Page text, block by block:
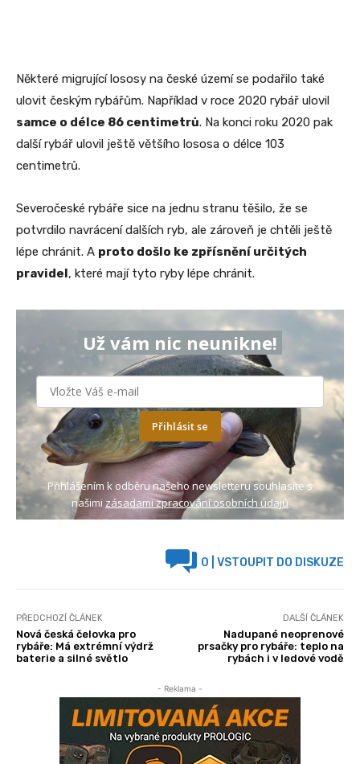
Některé migrující lososy na české území se podařilo také
ulovit českým rybářům. Například v roce 2020 rybář ulovil
samce o délce 86 centimetrů. Na konci roku 2020 pak
další rybář ulovil ještě většího lososa o délce 103
centimetrů.
Severočeské rybáře sice na jednu stranu těšilo, že se
potvrdilo navrácení dalších ryb, ale zároveň je chtěli ještě
lépe chránit. A proto došlo ke zpřísnění určitých
pravidel, které mají tyto ryby lépe chránit.
Už vám nic neunikne!
Přihlásit se
Přihlášením k odběru našeho newsletteru souhlasíte s
našimi zásadami zpracování osobních údajů
0 | VSTOUPIT DO DISKUZE
PŘEDCHOZÍ ČLÁNEK
Nová česká čelovka pro
rybáře: Má extrémní výdrž
baterie a silné světlo
DALŠÍ ČLÁNEK
Nadupané neoprenové
prsačky pro rybáře: teplo na
rybách i v ledové vodě
- Reklama -